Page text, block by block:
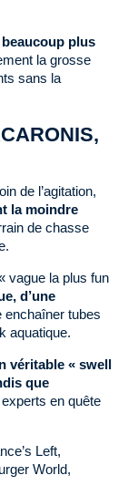
plus
la grosse
sans la
de l’agitation,
la moindre
de chasse
vague la plus fun
d’une
enchaîner tubes
aquatique.
véritable « swell
que
en quête
Left,
World,